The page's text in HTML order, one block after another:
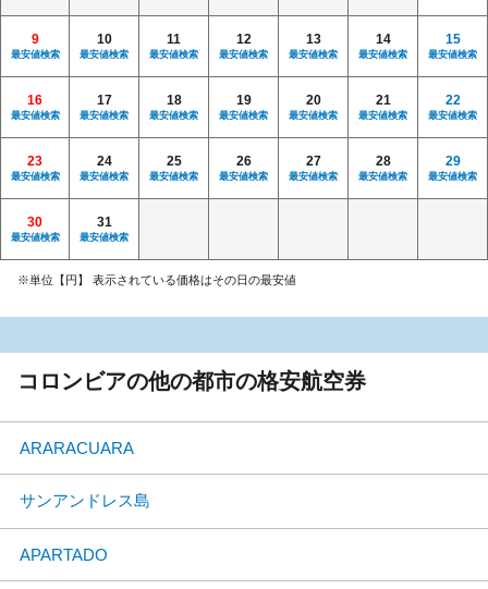
9
最安値検索
10
最安値検索
11
最安値検索
12
最安値検索
13
最安値検索
14
最安値検索
15
最安値検索
16
最安値検索
17
最安値検索
18
最安値検索
19
最安値検索
20
最安値検索
21
最安値検索
22
最安値検索
23
最安値検索
24
最安値検索
25
最安値検索
26
最安値検索
27
最安値検索
28
最安値検索
29
最安値検索
30
最安値検索
31
最安値検索
※単位【円】 表示されている価格はその日の最安値
コロンビアの他の都市の格安航空券
ARARACUARA
サンアンドレス島
APARTADO